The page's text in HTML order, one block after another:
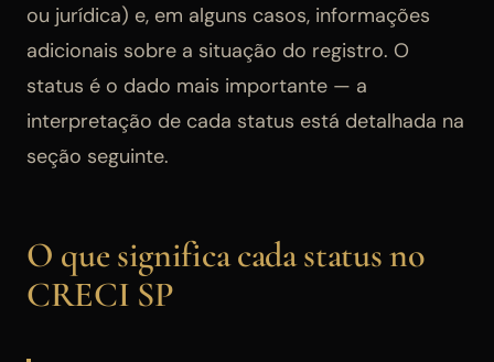
ou jurídica) e, em alguns casos, informações
adicionais sobre a situação do registro. O
status é o dado mais importante — a
interpretação de cada status está detalhada na
seção seguinte.
O que significa cada status no
CRECI SP